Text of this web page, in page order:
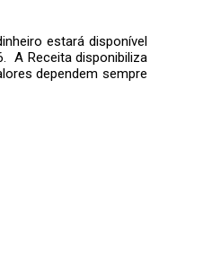
estará disponível
A Receita disponibiliza
dependem sempre